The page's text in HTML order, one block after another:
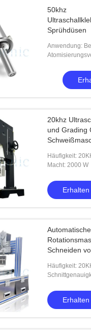
50khz
Sprühdüsen
Anwendung:
Befeuchtung
20khz
und Grading
Häufigkeit:
Macht: 2000 W
Schneiden
Häufigkeit: